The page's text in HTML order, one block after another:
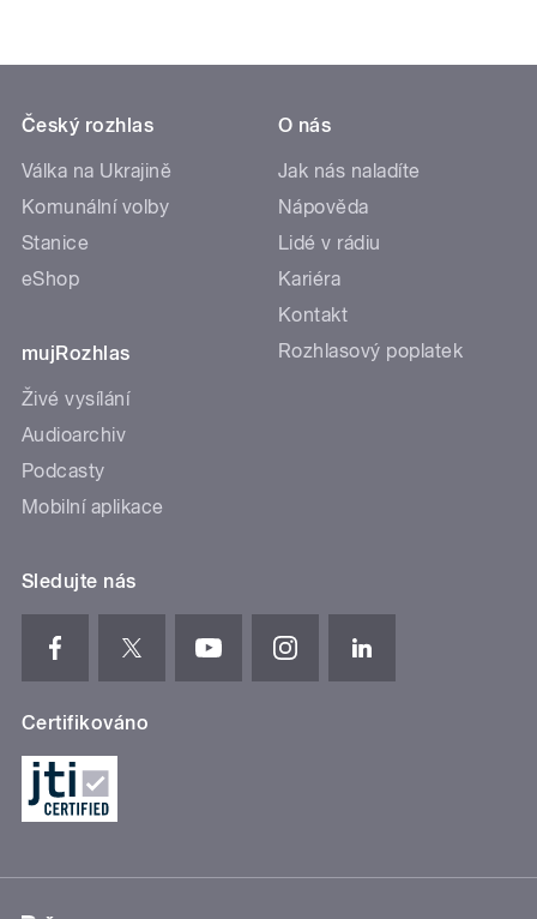
Český rozhlas
Válka na Ukrajině
Komunální volby
Stanice
eShop
mujRozhlas
Živé vysílání
Audioarchiv
Podcasty
Mobilní aplikace
O nás
Jak nás naladíte
Nápověda
Lidé v rádiu
Kariéra
Kontakt
Rozhlasový poplatek
Sledujte nás
Certifikováno